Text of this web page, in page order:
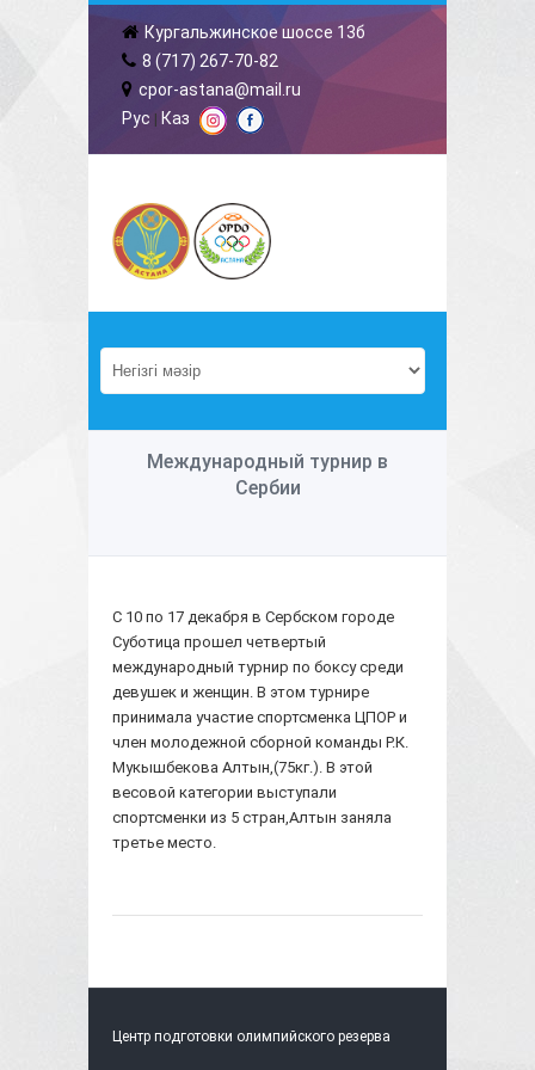
Кургальжинское шоссе 13б
8 (717) 267-70-82
cpor-astana@mail.ru
Рус | Каз
Международный турнир в
Сербии
С 10 по 17 декабря в Сербском городе
Суботица прошел четвертый
международный турнир по боксу среди
девушек и женщин. В этом турнире
принимала участие спортсменка ЦПОР и
член молодежной сборной команды Р.К.
Мукышбекова Алтын,(75кг.). В этой
весовой категории выступали
спортсменки из 5 стран,Алтын заняла
третье место.
Центр подготовки олимпийского резерва